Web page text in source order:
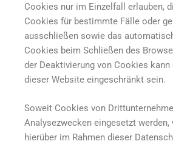
Cookies nur im Einzelfall erlauben,
Cookies für bestimmte Fälle oder
ausschließen sowie das
Cookies beim Schließen des
der Deaktivierung von Cookies
dieser Website eingeschränkt sein.
Soweit Cookies von
Analysezwecken eingesetzt werden,
hierüber im Rahmen dieser